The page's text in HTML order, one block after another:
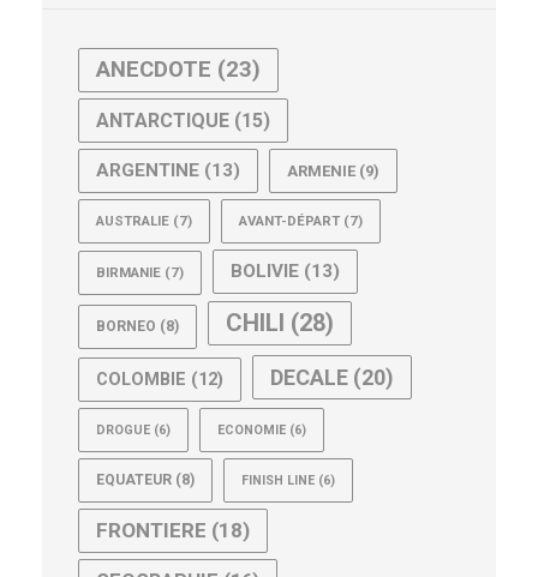
ANECDOTE (23)
ANTARCTIQUE (15)
ARGENTINE (13) ARMENIE (9)
AUSTRALIE (7) AVANT-DÉPART (7)
BIRMANIE (7) BOLIVIE (13)
BORNEO (8) CHILI (28)
COLOMBIE (12) DECALE (20)
DROGUE (6) ECONOMIE (6)
EQUATEUR (8) FINISH LINE (6)
FRONTIERE (18)